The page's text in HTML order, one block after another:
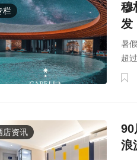
栏
穆
发
暑
超
店资讯
90
浪